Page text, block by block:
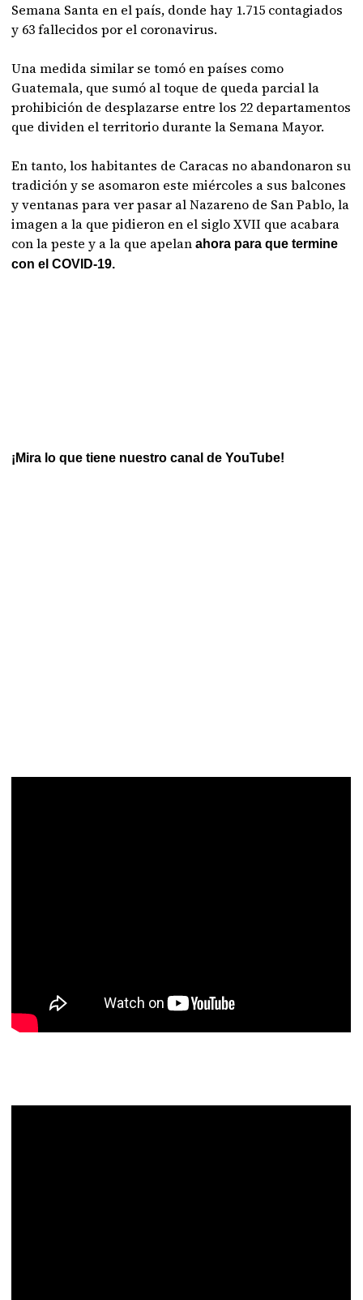
Semana Santa en el país, donde hay 1.715 contagiados
y 63 fallecidos por el coronavirus.
Una medida similar se tomó en países como
Guatemala, que sumó al toque de queda parcial la
prohibición de desplazarse entre los 22 departamentos
que dividen el territorio durante la Semana Mayor.
En tanto, los habitantes de Caracas no abandonaron su
tradición y se asomaron este miércoles a sus balcones
y ventanas para ver pasar al Nazareno de San Pablo, la
imagen a la que pidieron en el siglo XVII que acabara
con la peste y a la que apelanahora para que termine
con el COVID-19.
¡Mira lo que tiene nuestro canal de YouTube!